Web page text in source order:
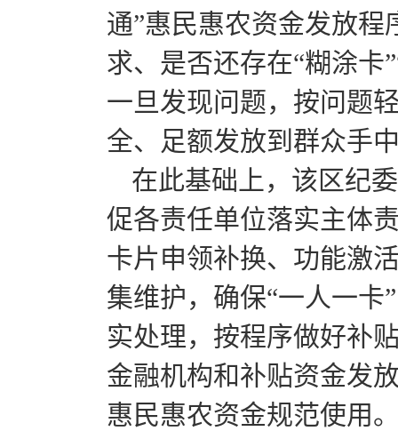
通”惠民惠农资金发放
求、是否还存在“糊涂卡
一旦发现问题，按问题
全、足额发放到群众手
在此基础上，该区纪
促各责任单位落实主体
卡片申领补换、功能激
集维护，确保“一人一卡
实处理，按程序做好补
金融机构和补贴资金发
惠民惠农资金规范使用